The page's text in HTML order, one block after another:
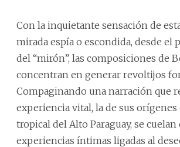
Con la inquietante sensación de
mirada espía o escondida, desde el
del “mirón”, las composiciones de
concentran en generar revoltijos
Compaginando una narración que
experiencia vital, la de sus
tropical del Alto Paraguay, se cuelan
experiencias íntimas ligadas al